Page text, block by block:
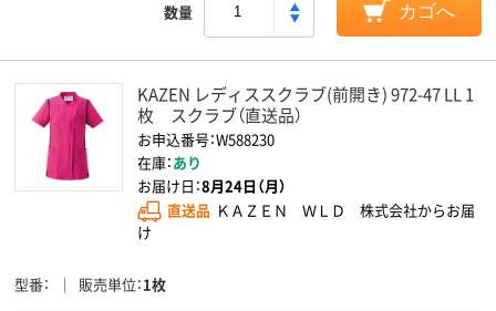
数量 カゴへ
KAZEN レディススクラブ(前開き) 972-47 LL 1
枚 スクラブ（直送品）
お申込番号：W588230
在庫：あり
お届け日：8月24日（月）
直送品 ＫＡＺＥＮ ＷＬＤ 株式会社からお届
け
型番 販売単位 1枚